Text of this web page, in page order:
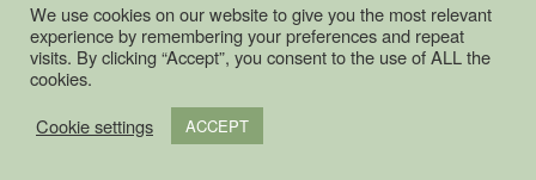
We use cookies on our website to give you the most relevant
experience by remembering your preferences and repeat
visits. By clicking “Accept”, you consent to the use of ALL the
cookies.
Cookie settings
ACCEPT